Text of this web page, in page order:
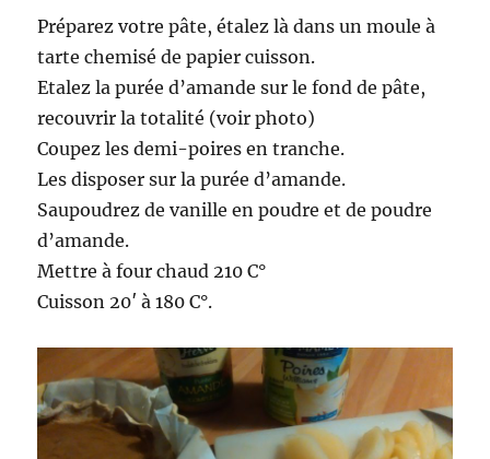
Préparez votre pâte, étalez là dans un moule à
tarte chemisé de papier cuisson.
Etalez la purée d’amande sur le fond de pâte,
recouvrir la totalité (voir photo)
Coupez les demi-poires en tranche.
Les disposer sur la purée d’amande.
Saupoudrez de vanille en poudre et de poudre
d’amande.
Mettre à four chaud 210 C°
Cuisson 20′ à 180 C°.